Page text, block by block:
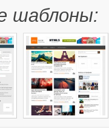
шаблоны: